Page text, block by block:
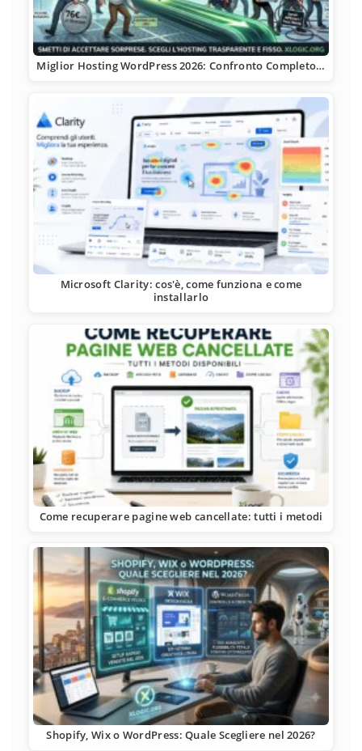
Miglior Hosting WordPress 2026: Confronto Completo…
Microsoft Clarity: cos'è, come funziona e come
installarlo
Come recuperare pagine web cancellate: tutti i metodi
Shopify, Wix o WordPress: Quale Scegliere nel 2026?